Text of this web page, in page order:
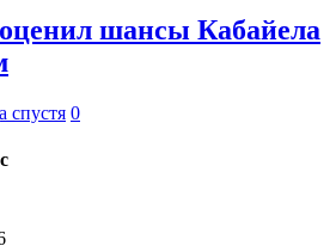
шансы Кабайела
спустя 0